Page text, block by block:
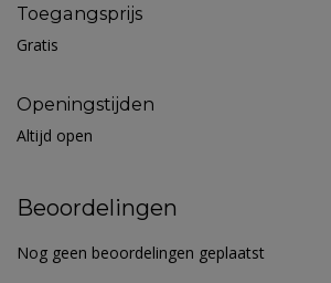
Toegangsprijs
Gratis
Openingstijden
Altijd open
Beoordelingen
Nog geen beoordelingen geplaatst